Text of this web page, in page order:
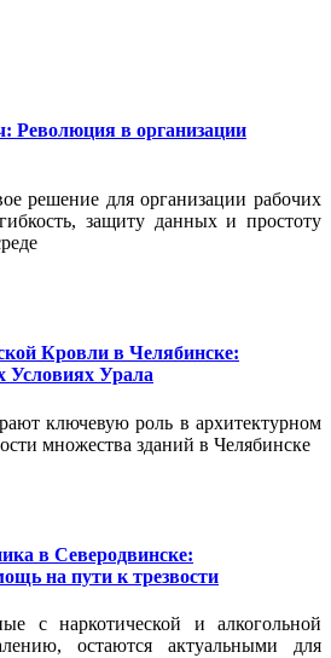
Революция в организации
решение для организации рабочих
защиту данных и простоту
Кровли в Челябинске:
Условиях Урала
ключевую роль в архитектурном
множества зданий в Челябинске
в Северодвинске:
на пути к трезвости
с наркотической и алкогольной
остаются актуальными для